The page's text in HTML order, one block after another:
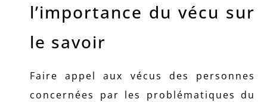
l’importance du vécu sur
le savoir
Faire appel aux vécus des personnes
concernées par les problématiques du